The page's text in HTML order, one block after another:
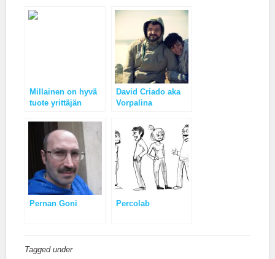
Millainen on hyvä
tuote yrittäjän
David Criado aka
Vorpalina
Pernan Goni Percolab
Tagged under